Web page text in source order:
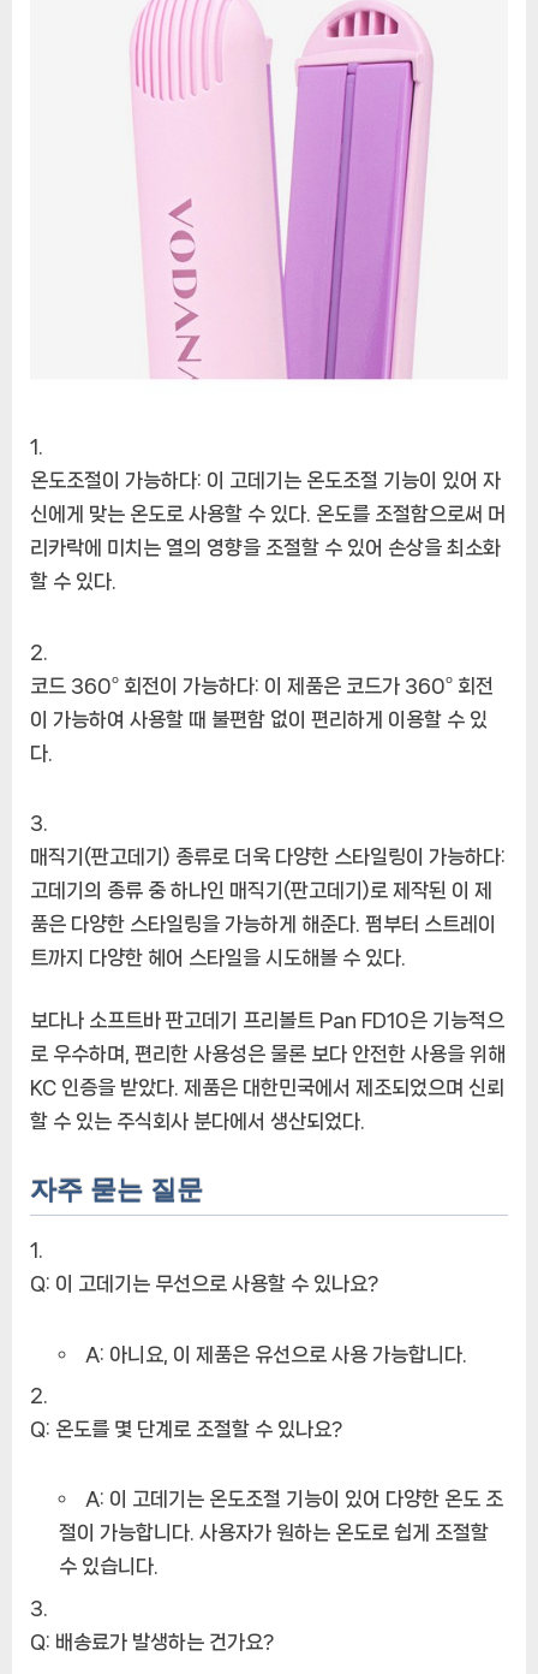
온도조절이 가능하다: 이 고데기는 온도조절 기능이 있어 자
신에게 맞는 온도로 사용할 수 있다. 온도를 조절함으로써 머
리카락에 미치는 열의 영향을 조절할 수 있어 손상을 최소화
할 수 있다.
코드 360º 회전이 가능하다: 이 제품은 코드가 360º 회전
이 가능하여 사용할 때 불편함 없이 편리하게 이용할 수 있
다.
매직기(판고데기) 종류로 더욱 다양한 스타일링이 가능하다:
고데기의 종류 중 하나인 매직기(판고데기)로 제작된 이 제
품은 다양한 스타일링을 가능하게 해준다. 펌부터 스트레이
트까지 다양한 헤어 스타일을 시도해볼 수 있다.
보다나 소프트바 판고데기 프리볼트 Pan FD10은 기능적으
로 우수하며, 편리한 사용성은 물론 보다 안전한 사용을 위해
KC 인증을 받았다. 제품은 대한민국에서 제조되었으며 신뢰
할 수 있는 주식회사 분다에서 생산되었다.
자주 묻는 질문
Q: 이 고데기는 무선으로 사용할 수 있나요?
A: 아니요, 이 제품은 유선으로 사용 가능합니다.
Q: 온도를 몇 단계로 조절할 수 있나요?
A: 이 고데기는 온도조절 기능이 있어 다양한 온도 조
절이 가능합니다. 사용자가 원하는 온도로 쉽게 조절할
수 있습니다.
Q: 배송료가 발생하는 건가요?